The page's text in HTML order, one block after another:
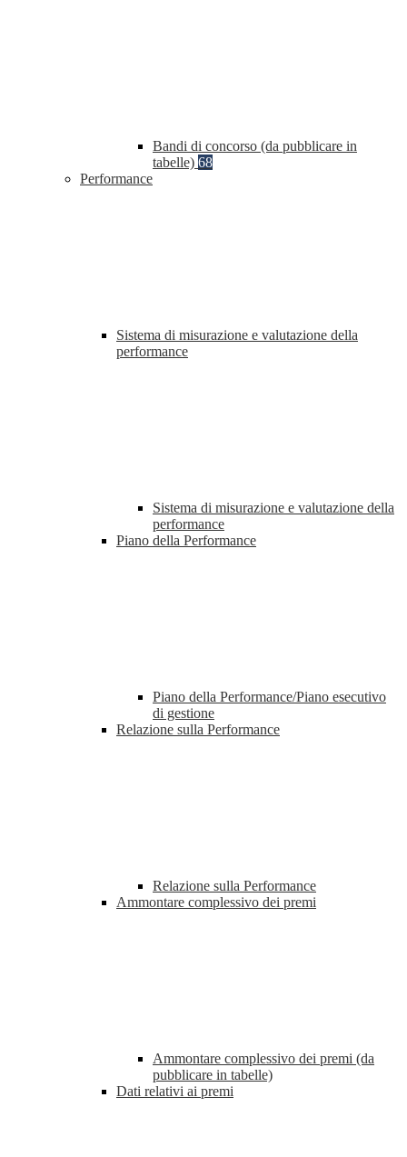
Bandi di concorso (da pubblicare in
tabelle) 68
Performance
Sistema di misurazione e valutazione della
performance
Sistema di misurazione e valutazione della
performance
Piano della Performance
Piano della Performance/Piano esecutivo
di gestione
Relazione sulla Performance
Relazione sulla Performance
Ammontare complessivo dei premi
Ammontare complessivo dei premi (da
pubblicare in tabelle)
Dati relativi ai premi